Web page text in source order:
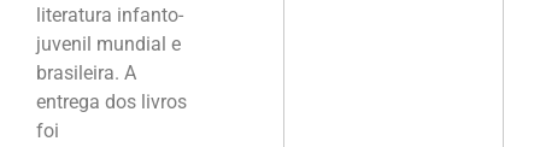
literatura infanto-
juvenil mundial e
brasileira. A
entrega dos livros
foi